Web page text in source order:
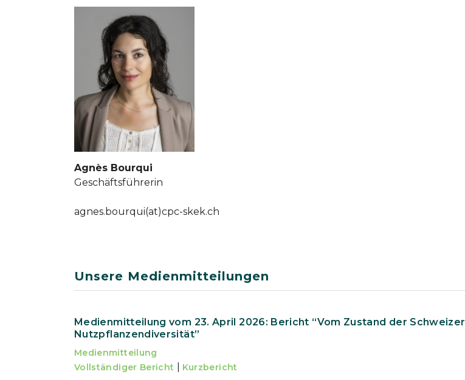
Agnès Bourqui
Geschäftsführerin
agnes.bourqui(at)cpc-skek.ch
Unsere Medienmitteilungen
Medienmitteilung vom 23. April 2026: Bericht “Vom Zustand der Schweizer
Nutzpflanzendiversität”
Medienmitteilung
Vollständiger Bericht
Kurzbericht